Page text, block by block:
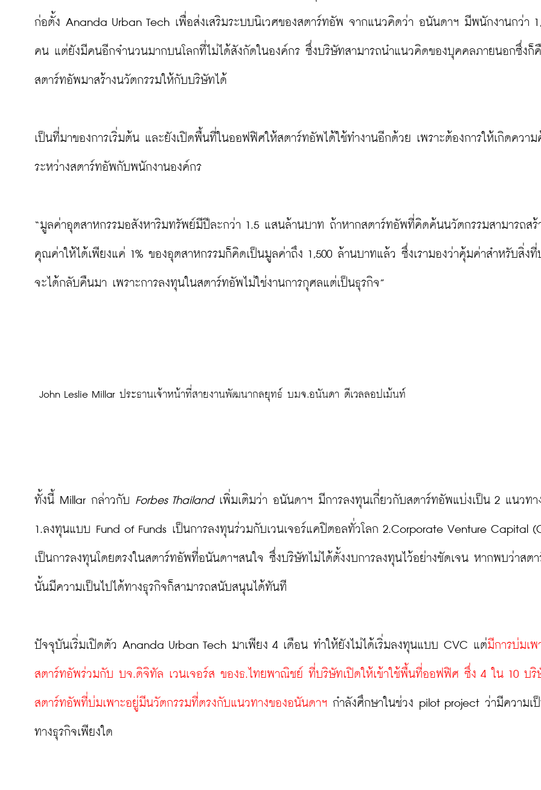
ก่อตั้ง Ananda Urban Tech เพื่อส่งเสริมระบบนิเวศของสตาร์ทอัพ จากแนวคิดว่า อนันดาฯ มีพนักงานกว่า
คน แต่ยังมีคนอีกจำนวนมากบนโลกที่ไม่ได้สังกัดในองค์กร ซึ่งบริษัทสามารถนำแนวคิดของบุคคลภายนอกซึ่งก็
สตาร์ทอัพมาสร้างนวัตกรรมให้กับบริษัทได้
เป็นที่มาของการเริ่มต้น และยังเปิดพื้นที่ในออฟฟิศให้สตาร์ทอัพได้ใช้ทำงานอีกด้วย เพราะต้องการให้เกิดความ
ระหว่างสตาร์ทอัพกับพนักงานองค์กร
“มูลค่าอุตสาหกรรมอสังหาริมทรัพย์มีปีละกว่า 1.5 แสนล้านบาท ถ้าหากสตาร์ทอัพที่คิดค้นนวัตกรรมสามารถสร้
คุณค่าให้ได้เพียงแค่ 1% ของอุตสาหกรรมก็คิดเป็นมูลค่าถึง 1,500 ล้านบาทแล้ว ซึ่งเรามองว่าคุ้มค่าสำหรับสิ่งที่
จะได้กลับคืนมา เพราะการลงทุนในสตาร์ทอัพไม่ใช่งานการกุศลแต่เป็นธุรกิจ”
John Leslie Millar ประธานเจ้าหน้าที่สายงานพัฒนากลยุทธ์ บมจ.อนันดา ดีเวลลอปเม้นท์
ทั้งนี้ Millar กล่าวกับ Forbes Thailand เพิ่มเติมว่า อนันดาฯ มีการลงทุนเกี่ยวกับสตาร์ทอัพแบ่งเป็น 2 แนวท
1.ลงทุนแบบ Fund of Funds เป็นการลงทุนร่วมกับเวนเจอร์แคปิตอลทั่วโลก 2.Corporate Venture Capital
เป็นการลงทุนโดยตรงในสตาร์ทอัพที่อนันดาฯสนใจ ซึ่งบริษัทไม่ได้ตั้งงบการลงทุนไว้อย่างชัดเจน หากพบว่าสต
นั้นมีความเป็นไปได้ทางธุรกิจก็สามารถสนับสนุนได้ทันที
ปัจจุบันเริ่มเปิดตัว Ananda Urban Tech มาเพียง 4 เดือน ทำให้ยังไม่ได้เริ่มลงทุนแบบ CVC แต่มีการบ่มเพ
สตาร์ทอัพร่วมกับ บจ.ดิจิทัล เวนเจอร์ส ของธ.ไทยพาณิชย์ ที่บริษัทเปิดให้เข้าใช้พื้นที่ออฟฟิศ ซึ่ง 4 ใน 10 บริ
สตาร์ทอัพที่บ่มเพาะอยู่มีนวัตกรรมที่ตรงกับแนวทางของอนันดาฯ กำลังศึกษาในช่วง pilot project ว่ามีความเ
ทางธุรกิจเพียงใด